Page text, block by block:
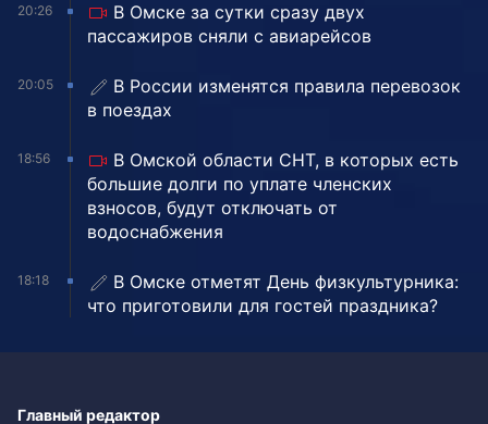
20:26
В Омске за сутки сразу двух
пассажиров сняли с авиарейсов
20:05
В России изменятся правила перевозок
в поездах
18:56
В Омской области СНТ, в которых есть
большие долги по уплате членских
взносов, будут отключать от
водоснабжения
18:18
В Омске отметят День физкультурника:
что приготовили для гостей праздника?
Главный редактор